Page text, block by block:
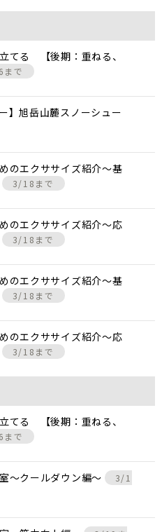
てる 【後期：重ねる、
で
】旭岳山麓スノーシュー
のエクササイズ紹介〜基
3/18まで
のエクササイズ紹介〜応
3/18まで
のエクササイズ紹介〜基
3/18まで
のエクササイズ紹介〜応
3/18まで
てる 【後期：重ねる、
で
〜クールダウン編〜
3/1